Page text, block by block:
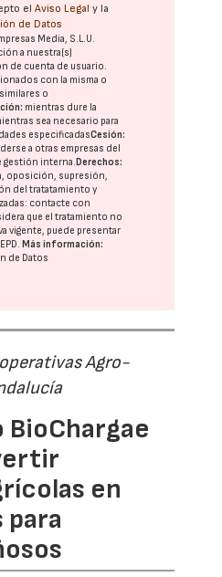
elAviso Legal y la
de Datos
Media, S.L.U.
a nuestra(s)
de cuenta de usuario.
con la misma o
o
mientras dure la
sea necesario para
especificadasCesión:
a otras empresas del
gestión interna.Derechos:
oposición, supresión,
del tratatamiento y
contacte con
que el tratamiento no
vigente, puede presentar
.Más información:
de Datos
Agro-
en
para